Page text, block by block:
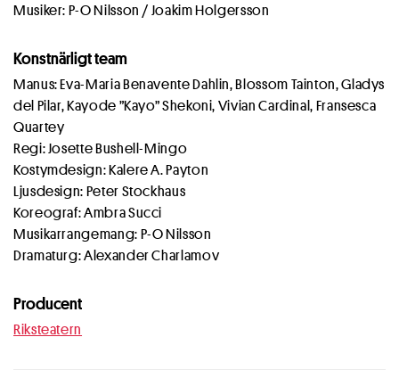
Musiker: P-O Nilsson / Joakim Holgersson
Konstnärligt team
Manus: Eva-Maria Benavente Dahlin, Blossom Tainton, Gladys
del Pilar, Kayode ”Kayo” Shekoni, Vivian Cardinal, Fransesca
Quartey
Regi: Josette Bushell-Mingo
Kostymdesign: Kalere A. Payton
Ljusdesign: Peter Stockhaus
Koreograf: Ambra Succi
Musikarrangemang: P-O Nilsson
Dramaturg: Alexander Charlamov
Producent
Riksteatern